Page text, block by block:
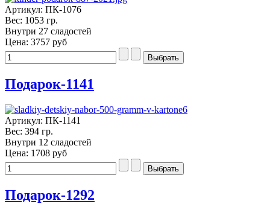
Артикул: ПК-1076
Вес: 1053 гр.
Внутри 27 сладостей
Цена: 3757 руб
Подарок-1141
Артикул: ПК-1141
Вес: 394 гр.
Внутри 12 сладостей
Цена: 1708 руб
Подарок-1292